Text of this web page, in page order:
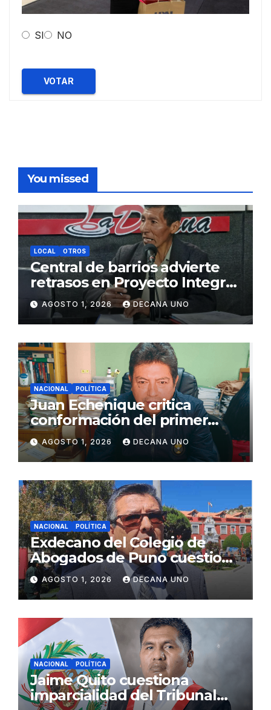
SI NO
VOTAR
You missed
LOCAL OTROS
Central de barrios advierte
retrasos en Proyecto Integral
de Agua y Alcantarillado para
Juliaca
AGOSTO 1, 2026 DECANA UNO
NACIONAL POLÍTICA
Juan Echenique critica
conformación del primer
gabinete ministerial de Keiko
Fujimori
AGOSTO 1, 2026 DECANA UNO
NACIONAL POLÍTICA
Exdecano del Colegio de
Abogados de Puno cuestiona
propuestas sobre seguridad
ciudadana
AGOSTO 1, 2026 DECANA UNO
NACIONAL POLÍTICA
Jaime Quito cuestiona
imparcialidad del Tribunal